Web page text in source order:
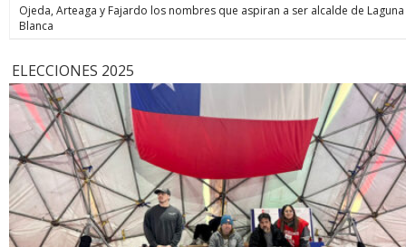
Ojeda, Arteaga y Fajardo los nombres que aspiran a ser alcalde de Laguna
Blanca
ELECCIONES 2025